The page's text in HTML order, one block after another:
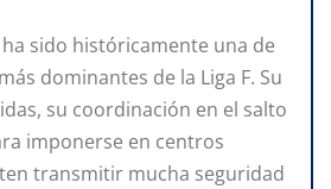
sido históricamente una de
dominantes de la Liga F. Su
su coordinación en el salto
imponerse en centros
transmitir mucha seguridad